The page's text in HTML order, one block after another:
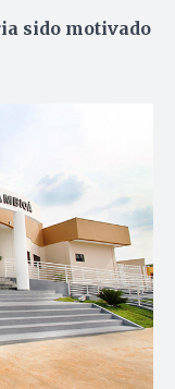
sido motivado